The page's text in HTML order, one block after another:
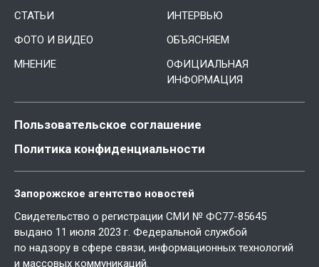
СТАТЬИ
ИНТЕРВЬЮ
ФОТО И ВИДЕО
ОБЪЯСНЯЕМ
МНЕНИЕ
ОФИЦИАЛЬНАЯ
ИНФОРМАЦИЯ
Пользовательское соглашение
Политика конфиденциальности
Запорожское агентство новостей
Свидетельство о регистрации СМИ № ФС77-85645
выдано 11 июля 2023 г. Федеральной службой
по надзору в сфере связи, информационных технологий
и массовых коммуникаций.